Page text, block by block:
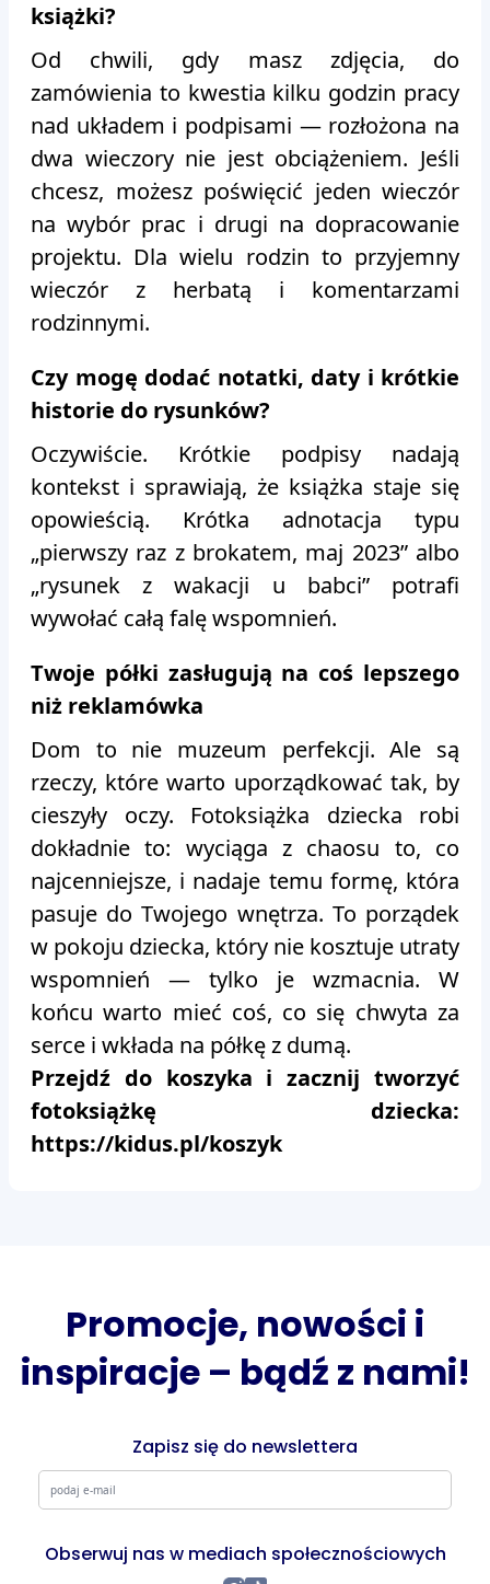
książki?
Od chwili, gdy masz zdjęcia, do
zamówienia to kwestia kilku godzin pracy
nad układem i podpisami — rozłożona na
dwa wieczory nie jest obciążeniem. Jeśli
chcesz, możesz poświęcić jeden wieczór
na wybór prac i drugi na dopracowanie
projektu. Dla wielu rodzin to przyjemny
wieczór z herbatą i komentarzami
rodzinnymi.
Czy mogę dodać notatki, daty i krótkie
historie do rysunków?
Oczywiście. Krótkie podpisy nadają
kontekst i sprawiają, że książka staje się
opowieścią. Krótka adnotacja typu
„pierwszy raz z brokatem, maj 2023” albo
„rysunek z wakacji u babci” potrafi
wywołać całą falę wspomnień.
Twoje półki zasługują na coś lepszego
niż reklamówka
Dom to nie muzeum perfekcji. Ale są
rzeczy, które warto uporządkować tak, by
cieszyły oczy. Fotoksiążka dziecka robi
dokładnie to: wyciąga z chaosu to, co
najcenniejsze, i nadaje temu formę, która
pasuje do Twojego wnętrza. To porządek
w pokoju dziecka, który nie kosztuje utraty
wspomnień — tylko je wzmacnia. W
końcu warto mieć coś, co się chwyta za
serce i wkłada na półkę z dumą.
Przejdź do koszyka i zacznij tworzyć
fotoksiążkę dziecka:
https://kidus.pl/koszyk
Promocje, nowości i
inspiracje – bądź z nami!
Zapisz się do newslettera
Obserwuj nas w mediach społecznościowych